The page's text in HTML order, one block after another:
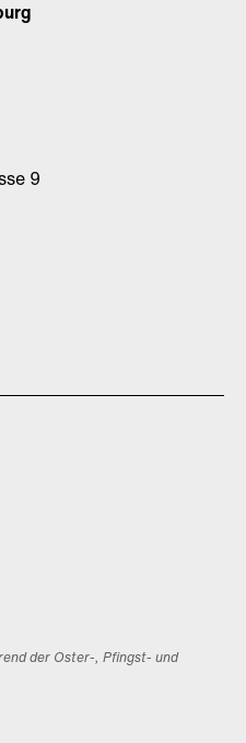
9
der Oster-, Pfingst- und